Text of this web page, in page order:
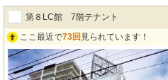
第８LC館 7階テナント
ここ最近で73回 見られています！